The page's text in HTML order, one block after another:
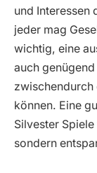
und Interessen
jeder mag
wichtig, eine
auch
zwischendurch
können. Eine
Silvester
sondern